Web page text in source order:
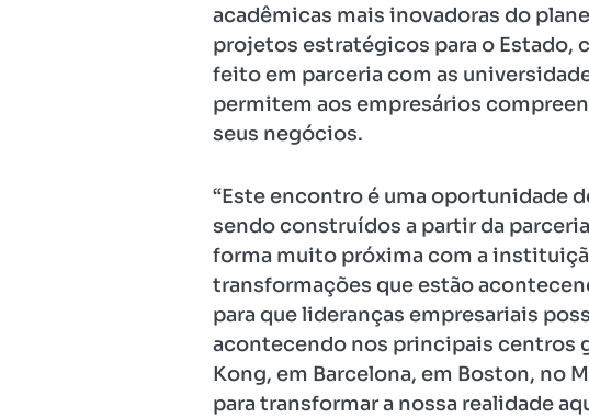
acadêmicas mais inovadoras do
projetos estratégicos para o Estado,
feito em parceria com as
permitem aos empresários
seus negócios.
“Este encontro é uma oportunidade
sendo construídos a partir da
forma muito próxima com a
transformações que estão
para que lideranças empresariais
acontecendo nos principais centros
Kong, em Barcelona, em Boston, no
para transformar a nossa realidade